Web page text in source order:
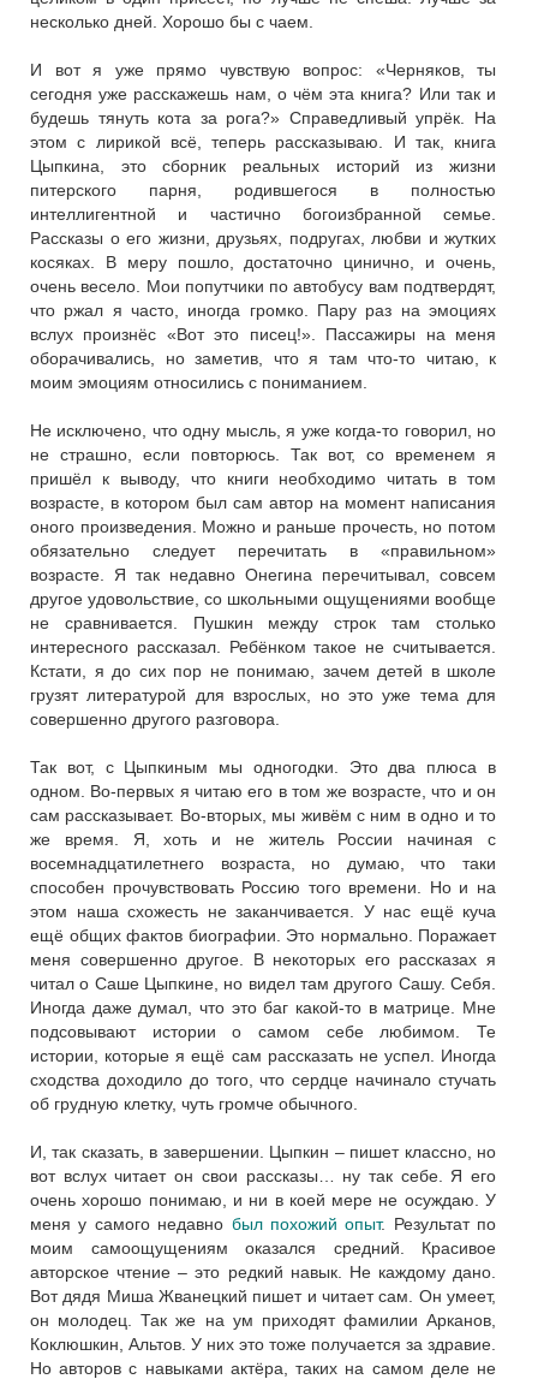
несколько дней. Хорошо бы с чаем.
И вот я уже прямо чувствую вопрос: «Черняков, ты
сегодня уже расскажешь нам, о чём эта книга? Или так и
будешь тянуть кота за рога?» Справедливый упрёк. На
этом с лирикой всё, теперь рассказываю. И так, книга
Цыпкина, это сборник реальных историй из жизни
питерского парня, родившегося в полностью
интеллигентной и частично богоизбранной семье.
Рассказы о его жизни, друзьях, подругах, любви и жутких
косяках. В меру пошло, достаточно цинично, и очень,
очень весело. Мои попутчики по автобусу вам подтвердят,
что ржал я часто, иногда громко. Пару раз на эмоциях
вслух произнёс «Вот это писец!». Пассажиры на меня
оборачивались, но заметив, что я там что-то читаю, к
моим эмоциям относились с пониманием.
Не исключено, что одну мысль, я уже когда-то говорил, но
не страшно, если повторюсь. Так вот, со временем я
пришёл к выводу, что книги необходимо читать в том
возрасте, в котором был сам автор на момент написания
оного произведения. Можно и раньше прочесть, но потом
обязательно следует перечитать в «правильном»
возрасте. Я так недавно Онегина перечитывал, совсем
другое удовольствие, со школьными ощущениями вообще
не сравнивается. Пушкин между строк там столько
интересного рассказал. Ребёнком такое не считывается.
Кстати, я до сих пор не понимаю, зачем детей в школе
грузят литературой для взрослых, но это уже тема для
совершенно другого разговора.
Так вот, с Цыпкиным мы одногодки. Это два плюса в
одном. Во-первых я читаю его в том же возрасте, что и он
сам рассказывает. Во-вторых, мы живём с ним в одно и то
же время. Я, хоть и не житель России начиная с
восемнадцатилетнего возраста, но думаю, что таки
способен прочувствовать Россию того времени. Но и на
этом наша схожесть не заканчивается. У нас ещё куча
ещё общих фактов биографии. Это нормально. Поражает
меня совершенно другое. В некоторых его рассказах я
читал о Саше Цыпкине, но видел там другого Сашу. Себя.
Иногда даже думал, что это баг какой-то в матрице. Мне
подсовывают истории о самом себе любимом. Те
истории, которые я ещё сам рассказать не успел. Иногда
сходства доходило до того, что сердце начинало стучать
об грудную клетку, чуть громче обычного.
И, так сказать, в завершении. Цыпкин – пишет классно, но
вот вслух читает он свои рассказы… ну так себе. Я его
очень хорошо понимаю, и ни в коей мере не осуждаю. У
меня у самого недавно был похожий опыт. Результат по
моим самоощущениям оказался средний. Красивое
авторское чтение – это редкий навык. Не каждому дано.
Вот дядя Миша Жванецкий пишет и читает сам. Он умеет,
он молодец. Так же на ум приходят фамилии Арканов,
Коклюшкин, Альтов. У них это тоже получается за здравие.
Но авторов с навыками актёра, таких на самом деле не